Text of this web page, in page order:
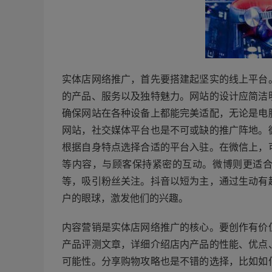
实体店网络推广，首先要搭建起坚实的线上平
的产品、服务以及独特魅力。网站的设计应简
确保网站在各种设备上都能完美适配，无论是
网站，社交媒体平台也是不可或缺的推广阵地
根据自身特点选择合适的平台入驻。在微信上
等内容，与顾客保持紧密的互动。微博则更适
等，吸引粉丝关注。抖音以短为主，通过生动
户的眼球，激发他们的兴趣。
内容营销是实体店网络推广的核心。要创作有
产品评测文章，详细介绍店内产品的性能、优
可能性。分享购物攻略也是不错的选择，比如